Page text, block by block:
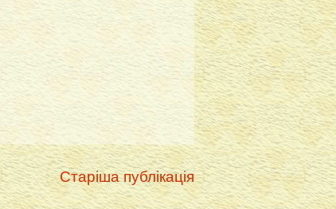
Старіша публікація